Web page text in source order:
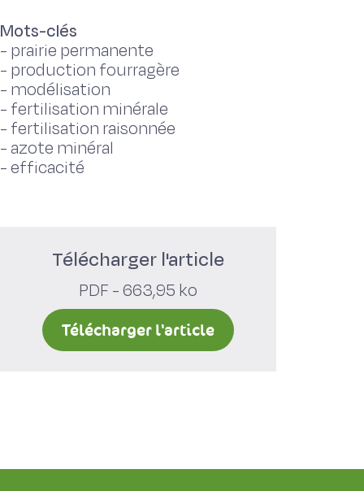
Mots-clés
- prairie permanente
- production fourragère
- modélisation
- fertilisation minérale
- fertilisation raisonnée
- azote minéral
-efficacité
Télécharger l'article
PDF - 663,95 ko
Télécharger l'article